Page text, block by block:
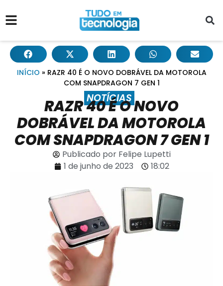
INÍCIO » RAZR 40 É O NOVO DOBRÁVEL DA MOTOROLA
COM SNAPDRAGON 7 GEN 1
NOTÍCIAS
RAZR 40 É O NOVO
DOBRÁVEL DA MOTOROLA
COM SNAPDRAGON 7 GEN 1
Publicado porFelipe Lupetti
1 de junho de 2023
18:02